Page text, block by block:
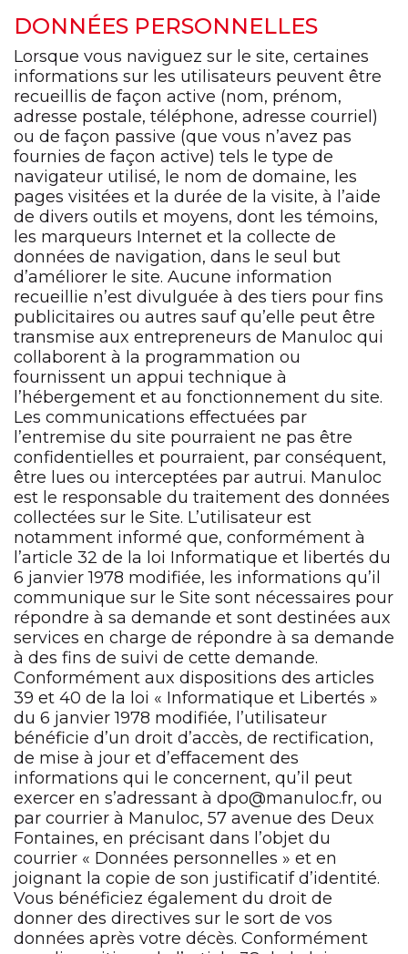
DONNÉES PERSONNELLES
Lorsque vous naviguez sur le site, certaines
informations sur les utilisateurs peuvent être
recueillis de façon active (nom, prénom,
adresse postale, téléphone, adresse courriel)
ou de façon passive (que vous n’avez pas
fournies de façon active) tels le type de
navigateur utilisé, le nom de domaine, les
pages visitées et la durée de la visite, à l’aide
de divers outils et moyens, dont les témoins,
les marqueurs Internet et la collecte de
données de navigation, dans le seul but
d’améliorer le site. Aucune information
recueillie n’est divulguée à des tiers pour fins
publicitaires ou autres sauf qu’elle peut être
transmise aux entrepreneurs de Manuloc qui
collaborent à la programmation ou
fournissent un appui technique à
l’hébergement et au fonctionnement du site.
Les communications effectuées par
l’entremise du site pourraient ne pas être
confidentielles et pourraient, par conséquent,
être lues ou interceptées par autrui. Manuloc
est le responsable du traitement des données
collectées sur le Site. L’utilisateur est
notamment informé que, conformément à
l’article 32 de la loi Informatique et libertés du
6 janvier 1978 modifiée, les informations qu’il
communique sur le Site sont nécessaires pour
répondre à sa demande et sont destinées aux
services en charge de répondre à sa demande
à des fins de suivi de cette demande.
Conformément aux dispositions des articles
39 et 40 de la loi « Informatique et Libertés »
du 6 janvier 1978 modifiée, l’utilisateur
bénéficie d’un droit d’accès, de rectification,
de mise à jour et d’effacement des
informations qui le concernent, qu’il peut
exercer en s’adressant à dpo@manuloc.fr, ou
par courrier à Manuloc, 57 avenue des Deux
Fontaines, en précisant dans l’objet du
courrier « Données personnelles » et en
joignant la copie de son justificatif d’identité.
Vous bénéficiez également du droit de
donner des directives sur le sort de vos
données après votre décès. Conformément